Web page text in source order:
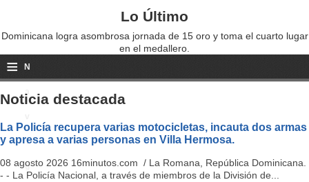
Lo Último
Dominicana logra asombrosa jornada de 15 oro y toma el cuarto lugar
en el medallero.
≡ N
a
i
g
Noticia destacada
La Policía recupera varias motocicletas, incauta dos armas
y apresa a varias personas en Villa Hermosa.
08 agosto 2026 16minutos.com / La Romana, República Dominicana.
- - La Policía Nacional, a través de miembros de la División de...